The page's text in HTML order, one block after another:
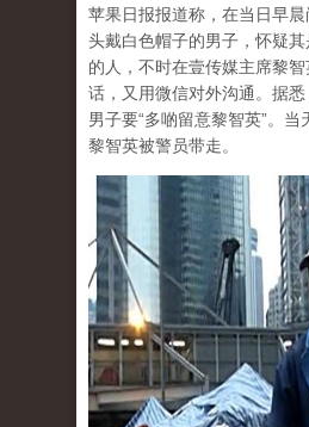
苹果日报报道称，在当日早
头戴白色帽子的男子，怀疑
的人，不时在壹传媒主席黎
话，又用微信对外沟通。据
男子要“多啲留意黎智英”。当
黎智英被警员带走。